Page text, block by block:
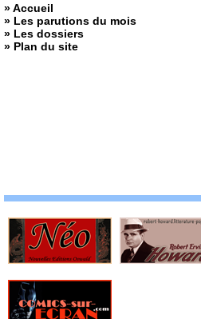
» Accueil
» Les parutions du mois
» Les dossiers
» Plan du site